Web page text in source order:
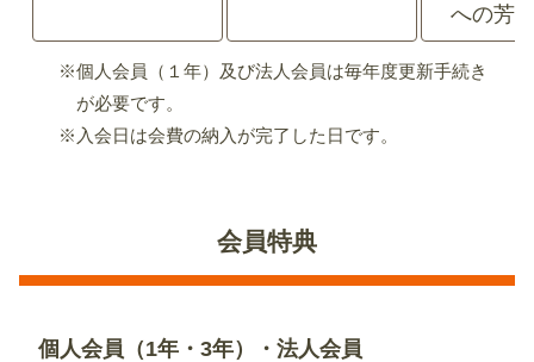
への芳
※個人会員（１年）及び法人会員は毎年度更新手続き
が必要です。
※入会日は会費の納入が完了した日です。
会員特典
個人会員（1年・3年）・法人会員